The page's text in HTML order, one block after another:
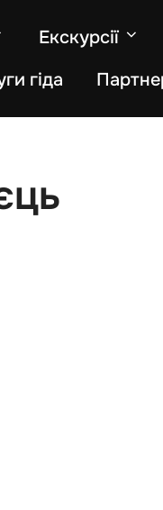
Екскурсії
гіда